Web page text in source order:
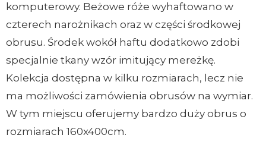
komputerowy. Beżowe róże wyhaftowano w
czterech narożnikach oraz w części środkowej
obrusu. Środek wokół haftu dodatkowo zdobi
specjalnie tkany wzór imitujący mereżkę.
Kolekcja dostępna w kilku rozmiarach, lecz nie
ma możliwości zamówienia obrusów na wymiar.
W tym miejscu oferujemy bardzo duży obrus o
rozmiarach 160x400cm.